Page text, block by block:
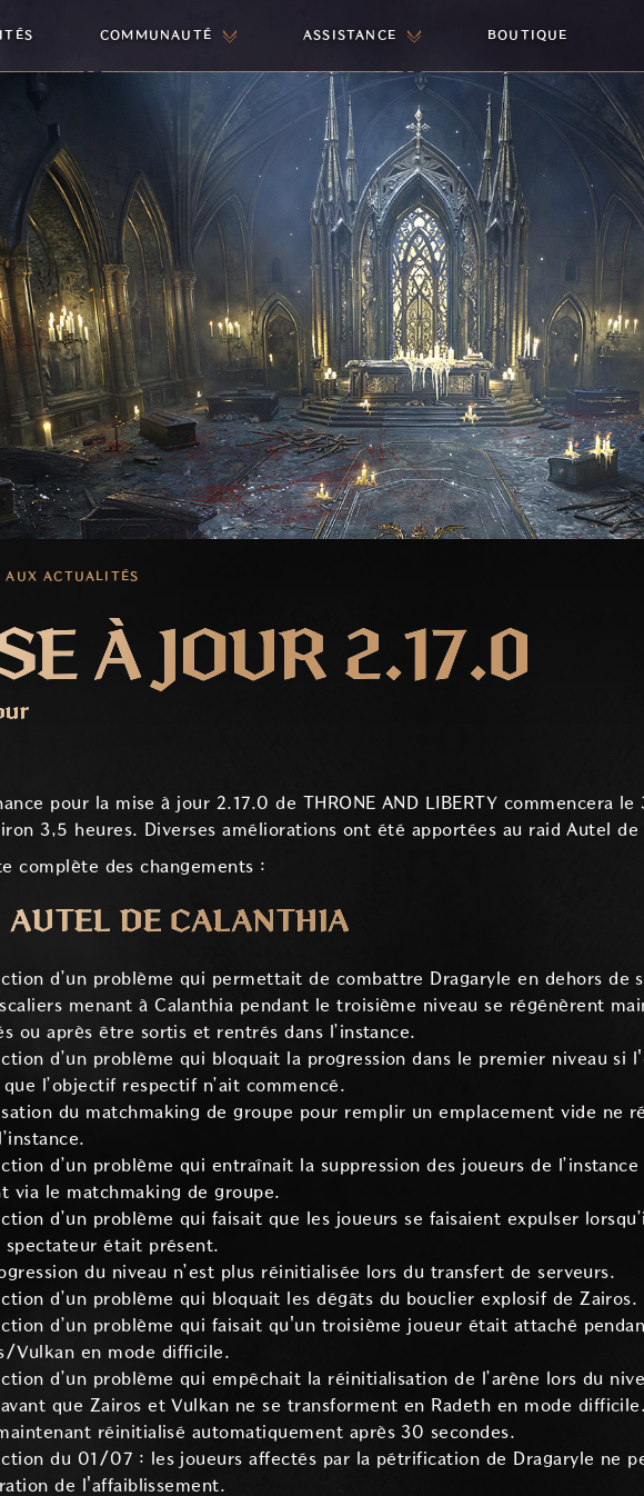
COMMUNAUTÉ ASSISTANCE BOUTIQUE
AUX ACTUALITÉS
À JOUR 2.17.0
pour la mise à jour 2.17.0 de THRONE AND LIBERTY commencera
3,5 heures. Diverses améliorations ont été apportées au raid Autel de
complète des changements :
AUTEL DE CALANTHIA
d’un problème qui permettait de combattre Dragaryle en dehors de
menant à Calanthia pendant le troisième niveau se régénèrent
ou après être sortis et rentrés dans l’instance.
d’un problème qui bloquait la progression dans le premier niveau si
que l’objectif respectif n’ait commencé.
du matchmaking de groupe pour remplir un emplacement vide ne
d’un problème qui entraînait la suppression des joueurs de
via le matchmaking de groupe.
d’un problème qui faisait que les joueurs se faisaient expulser
spectateur était présent.
du niveau n’est plus réinitialisée lors du transfert de serveurs.
d’un problème qui bloquait les dégâts du bouclier explosif de Zairos.
d’un problème qui faisait qu'un troisième joueur était attaché
Vulkan en mode difficile.
d’un problème qui empêchait la réinitialisation de l’arène lors du
que Zairos et Vulkan ne se transforment en Radeth en mode
réinitialisé automatiquement après 30 secondes.
du 01/07 : les joueurs affectés par la pétrification de Dragaryle ne
de l'affaiblissement.